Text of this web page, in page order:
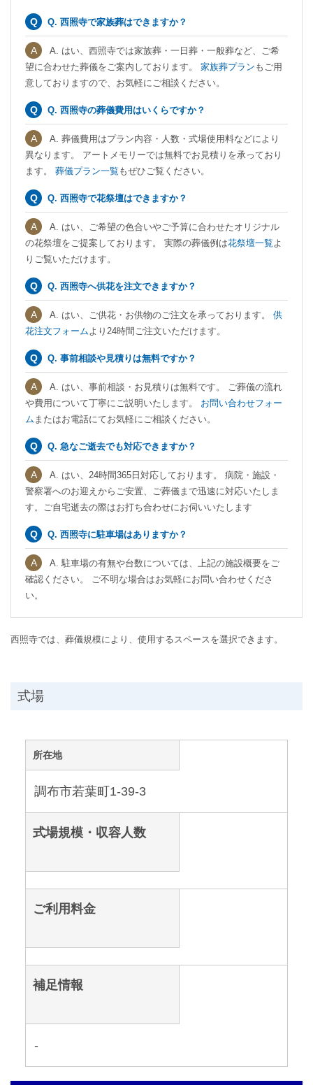
Q. 西照寺で家族葬はできますか？
A. はい、西照寺では家族葬・一日葬・一般葬など、ご希
望に合わせた葬儀をご案内しております。 家族葬プラン もご用
意しておりますので、お気軽にご相談ください。
Q. 西照寺の葬儀費用はいくらですか？
A. 葬儀費用はプラン内容・人数・式場使用料などにより
異なります。 アートメモリーでは無料でお見積りを承っており
ます。 葬儀プラン一覧 もぜひご覧ください。
Q. 西照寺で花祭壇はできますか？
A. はい、ご希望の色合いやご予算に合わせたオリジナル
の花祭壇をご提案しております。 実際の葬儀例は花祭壇一覧 よ
りご覧いただけます。
Q. 西照寺へ供花を注文できますか？
A. はい、ご供花・お供物のご注文を承っております。 供
花注文フォーム より24時間ご注文いただけます。
Q. 事前相談や見積りは無料ですか？
A. はい、事前相談・お見積りは無料です。 ご葬儀の流れ
や費用について丁寧にご説明いたします。 お問い合わせフォー
ム またはお電話にてお気軽にご相談ください。
Q. 急なご逝去でも対応できますか？
A. はい、24時間365日対応しております。 病院・施設・
警察署へのお迎えからご安置、ご葬儀まで迅速に対応いたしま
す。ご自宅逝去の際はお打ち合わせにお伺いいたします
Q. 西照寺に駐車場はありますか？
A. 駐車場の有無や台数については、上記の施設概要をご
確認ください。 ご不明な場合はお気軽にお問い合わせくださ
い。
西照寺では、葬儀規模により、使用するスペースを選択できます。
式場
所在地
調布市若葉町1-39-3
式場規模・収容人数
ご利用料金
補足情報
-